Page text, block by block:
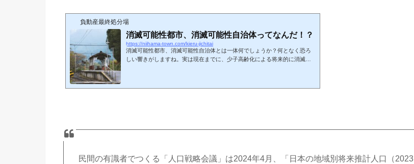
負動産最終処分場
消滅可能性都市、消滅可能性自治体ってなんだ！？
https://niihama-town.com/kieru-jichitai
消滅可能性都市、消滅可能性自治体とは一体何でしょうか？何となく恐ろ
しい響きがしますね。実は現在までに、少子高齢化による将来的に消滅し
民間の有識者でつくる「人口戦略会議」は2024年4月、「日本の地域別将来推計人口（2023